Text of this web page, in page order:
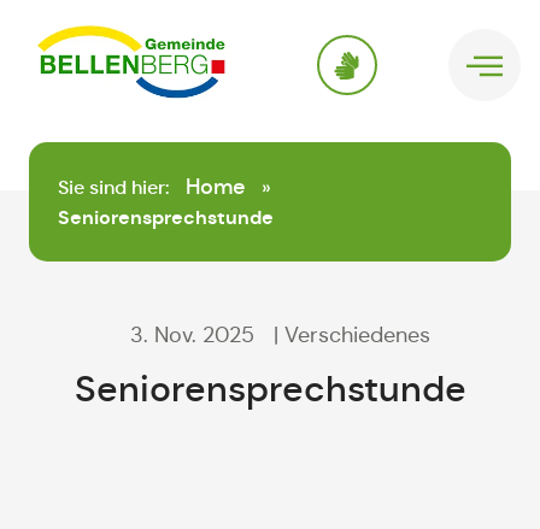
springen
Sie sind hier: Home
»
Seniorensprechstunde
3. Nov. 2025 | Verschiedenes
Seniorensprechstunde